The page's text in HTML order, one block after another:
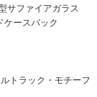
サファイアガラス
ケースバック
トラック・モチーフ